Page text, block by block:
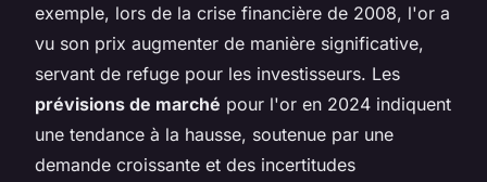
exemple, lors de la crise financière de 2008, l'or a
vu son prix augmenter de manière significative,
servant de refuge pour les investisseurs. Les
prévisions de marché pour l'or en 2024 indiquent
une tendance à la hausse, soutenue par une
demande croissante et des incertitudes